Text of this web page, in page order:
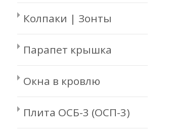
Колпаки | Зонты
Парапет крышка
Окна в кровлю
Плита ОСБ-3 (ОСП-3)